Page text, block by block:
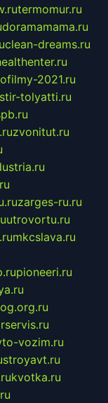
termomur.ru
doramamama.ru
clean-dreams.ru
2021.ru
tolyatti.ru
zvonitut.ru
zarges-ru.ru
utrovortu.ru
mkcslava.ru
pioneeri.ru
vozim.ru
stroyavt.ru
kvotka.ru